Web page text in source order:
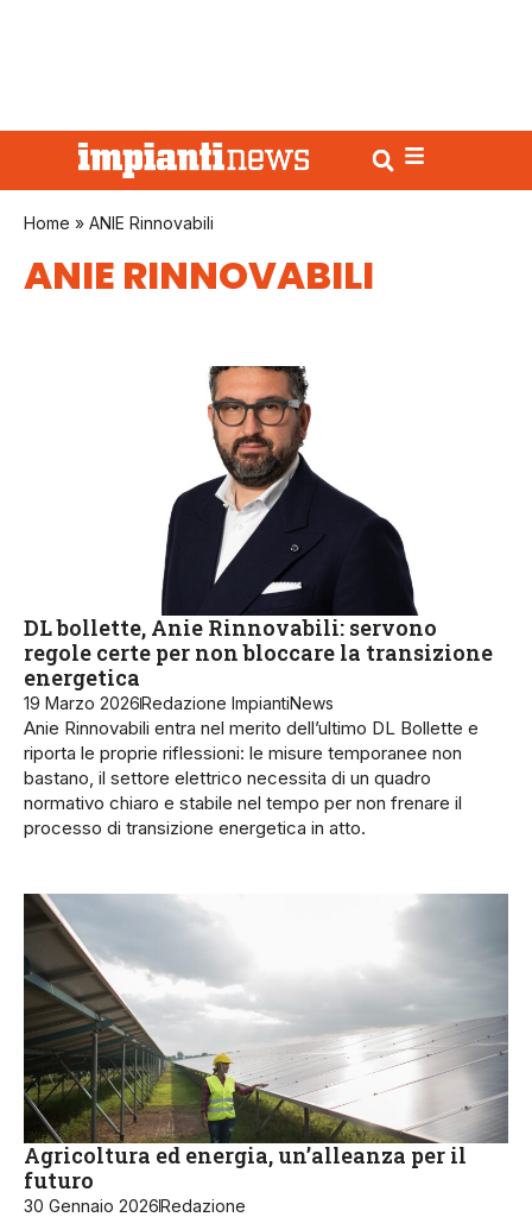
Home » ANIE Rinnovabili
ANIE RINNOVABILI
DL bollette, Anie Rinnovabili: servono
regole certe per non bloccare la transizione
energetica
19 Marzo 2026Redazione ImpiantiNews
Anie Rinnovabili entra nel merito dell’ultimo DL Bollette e
riporta le proprie riflessioni: le misure temporanee non
bastano, il settore elettrico necessita di un quadro
normativo chiaro e stabile nel tempo per non frenare il
processo di transizione energetica in atto.
Agricoltura ed energia, un’alleanza per il
futuro
30 Gennaio 2026Redazione